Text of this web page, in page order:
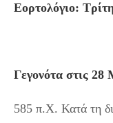
Εορτολόγιο:
Γεγονότα στις 28
585 π.Χ. Κατά τη